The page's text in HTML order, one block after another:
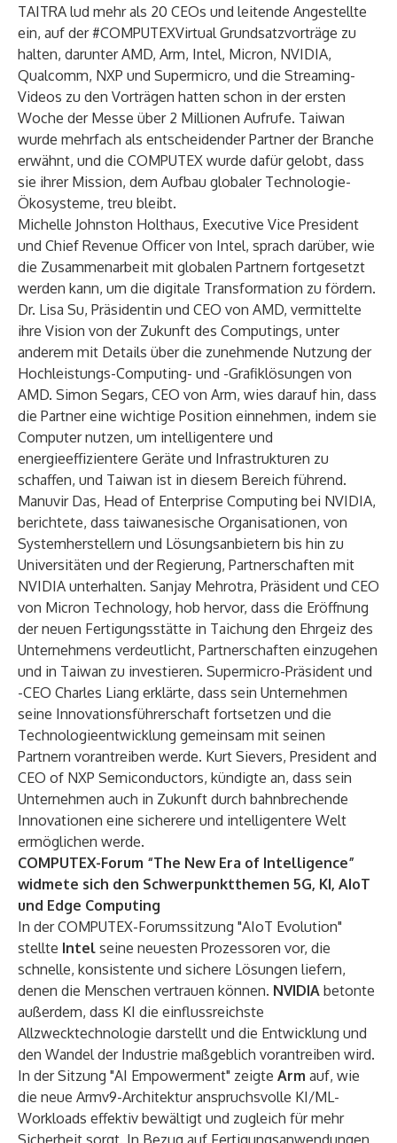
TAITRA lud mehr als 20 CEOs und leitende Angestellte
ein, auf der #COMPUTEXVirtual Grundsatzvorträge zu
halten, darunter AMD, Arm, Intel, Micron, NVIDIA,
Qualcomm, NXP und Supermicro, und die Streaming-
Videos zu den Vorträgen hatten schon in der ersten
Woche der Messe über 2 Millionen Aufrufe. Taiwan
wurde mehrfach als entscheidender Partner der Branche
erwähnt, und die COMPUTEX wurde dafür gelobt, dass
sie ihrer Mission, dem Aufbau globaler Technologie-
Ökosysteme, treu bleibt.
Michelle Johnston Holthaus, Executive Vice President
und Chief Revenue Officer von Intel, sprach darüber, wie
die Zusammenarbeit mit globalen Partnern fortgesetzt
werden kann, um die digitale Transformation zu fördern.
Dr. Lisa Su, Präsidentin und CEO von AMD, vermittelte
ihre Vision von der Zukunft des Computings, unter
anderem mit Details über die zunehmende Nutzung der
Hochleistungs-Computing- und -Grafiklösungen von
AMD. Simon Segars, CEO von Arm, wies darauf hin, dass
die Partner eine wichtige Position einnehmen, indem sie
Computer nutzen, um intelligentere und
energieeffizientere Geräte und Infrastrukturen zu
schaffen, und Taiwan ist in diesem Bereich führend.
Manuvir Das, Head of Enterprise Computing bei NVIDIA,
berichtete, dass taiwanesische Organisationen, von
Systemherstellern und Lösungsanbietern bis hin zu
Universitäten und der Regierung, Partnerschaften mit
NVIDIA unterhalten. Sanjay Mehrotra, Präsident und CEO
von Micron Technology, hob hervor, dass die Eröffnung
der neuen Fertigungsstätte in Taichung den Ehrgeiz des
Unternehmens verdeutlicht, Partnerschaften einzugehen
und in Taiwan zu investieren. Supermicro-Präsident und
-CEO Charles Liang erklärte, dass sein Unternehmen
seine Innovationsführerschaft fortsetzen und die
Technologieentwicklung gemeinsam mit seinen
Partnern vorantreiben werde. Kurt Sievers, President and
CEO of NXP Semiconductors, kündigte an, dass sein
Unternehmen auch in Zukunft durch bahnbrechende
Innovationen eine sicherere und intelligentere Welt
ermöglichen werde.
COMPUTEX-Forum “The New Era of Intelligence”
widmete sich den Schwerpunktthemen 5G, KI, AIoT
und Edge Computing
In der COMPUTEX-Forumssitzung "AIoT Evolution"
stellte Intel seine neuesten Prozessoren vor, die
schnelle, konsistente und sichere Lösungen liefern,
denen die Menschen vertrauen können. NVIDIA betonte
außerdem, dass KI die einflussreichste
Allzwecktechnologie darstellt und die Entwicklung und
den Wandel der Industrie maßgeblich vorantreiben wird.
In der Sitzung "AI Empowerment" zeigte Arm auf, wie
die neue Armv9-Architektur anspruchsvolle KI/ML-
Workloads effektiv bewältigt und zugleich für mehr
Sicherheit sorgt. In Bezug auf Fertigungsanwendungen